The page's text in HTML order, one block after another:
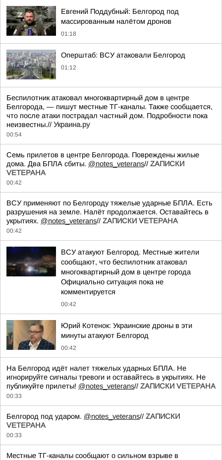
Евгений Поддубный: Белгород под
массированным налётом дронов
01:18
Оперштаб: ВСУ атаковали Белгород
01:12
Беспилотник атаковал многоквартирный дом в центре
Белгорода, — пишут местные ТГ-каналы. Также сообщается,
что после атаки пострадал частный дом. Подробности пока
неизвестны.// Украина.ру
00:54
Семь прилетов в центре Белгорода. Повреждены жилые
дома. Два БПЛА сбиты. @notes_veterans// ZАПИСКИ
VЕТЕРАНА
00:42
ВСУ применяют по Белгороду тяжелые ударные БПЛА. Есть
разрушения на земле. Налёт продолжается. Оставайтесь в
укрытиях. @notes_veterans// ZАПИСКИ VЕТЕРАНА
00:42
ВСУ атакуют Белгород. Местные жители
сообщают, что беспилотник атаковал
многоквартирный дом в центре города
Официально ситуация пока не
комментируется
00:42
Юрий Котенок: Украинские дроны в эти
минуты атакуют Белгород
00:42
На Белгород идёт налет тяжелых ударных БПЛА. Не
игнорируйте сигналы тревоги и оставайтесь в укрытиях. Не
публикуйте прилеты! @notes_veterans// ZАПИСКИ VЕТЕРАНА
00:33
Белгород под ударом. @notes_veterans// ZАПИСКИ
VЕТЕРАНА
00:33
Местные ТГ-каналы сообщают о сильном взрыве в